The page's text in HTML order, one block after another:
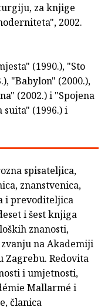
za knjige
2002.
(1990.), "Sto
"Babylon" (2000.),
(2002.) i "Spojena
suita" (1996.) i
spisateljica,
znanstvenica,
i prevoditeljica
i šest knjiga
znanosti,
na Akademiji
Zagrebu. Redovita
i umjetnosti,
Mallarmé i
čla­nica